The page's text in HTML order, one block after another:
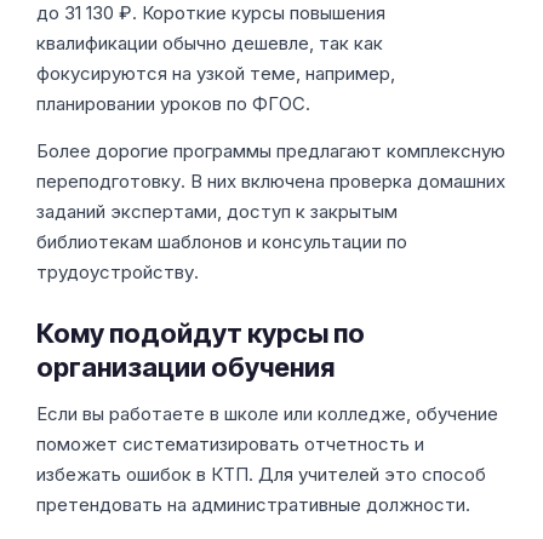
до 31 130 ₽. Короткие курсы повышения
квалификации обычно дешевле, так как
фокусируются на узкой теме, например,
планировании уроков по ФГОС.
Более дорогие программы предлагают комплексную
переподготовку. В них включена проверка домашних
заданий экспертами, доступ к закрытым
библиотекам шаблонов и консультации по
трудоустройству.
Кому подойдут курсы по
организации обучения
Если вы работаете в школе или колледже, обучение
поможет систематизировать отчетность и
избежать ошибок в КТП. Для учителей это способ
претендовать на административные должности.